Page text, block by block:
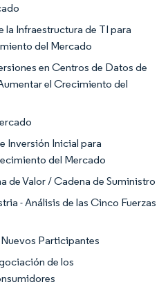
la Infraestructura de TI para
del Mercado
en Centros de Datos de
el Crecimiento del
Inversión Inicial para
del Mercado
de Valor / Cadena de Suministro
- Análisis de las Cinco Fuerzas
Participantes
de los